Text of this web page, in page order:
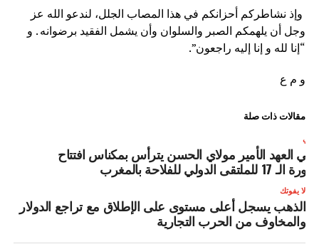
وإذ نشاطركم أحزانكم في هذا المصاب الجلل، لندعو الله عز
وجل أن يلهمكم الصبر والسلوان وأن يشمل الفقيد برضوانه . و
“إنا لله و إنا إليه راجعون”.
و م ع
مقالات ذات صلة
العهد الأمير مولاي الحسن يترأس بمكناس افتتاح
الـ 17 للملتقى الدولي للفلاحة بالمغرب
لا يفوتك
الذهب يسجل أعلى مستوى على الإطلاق مع تراجع الدولار
والمخاوف من الحرب التجارية